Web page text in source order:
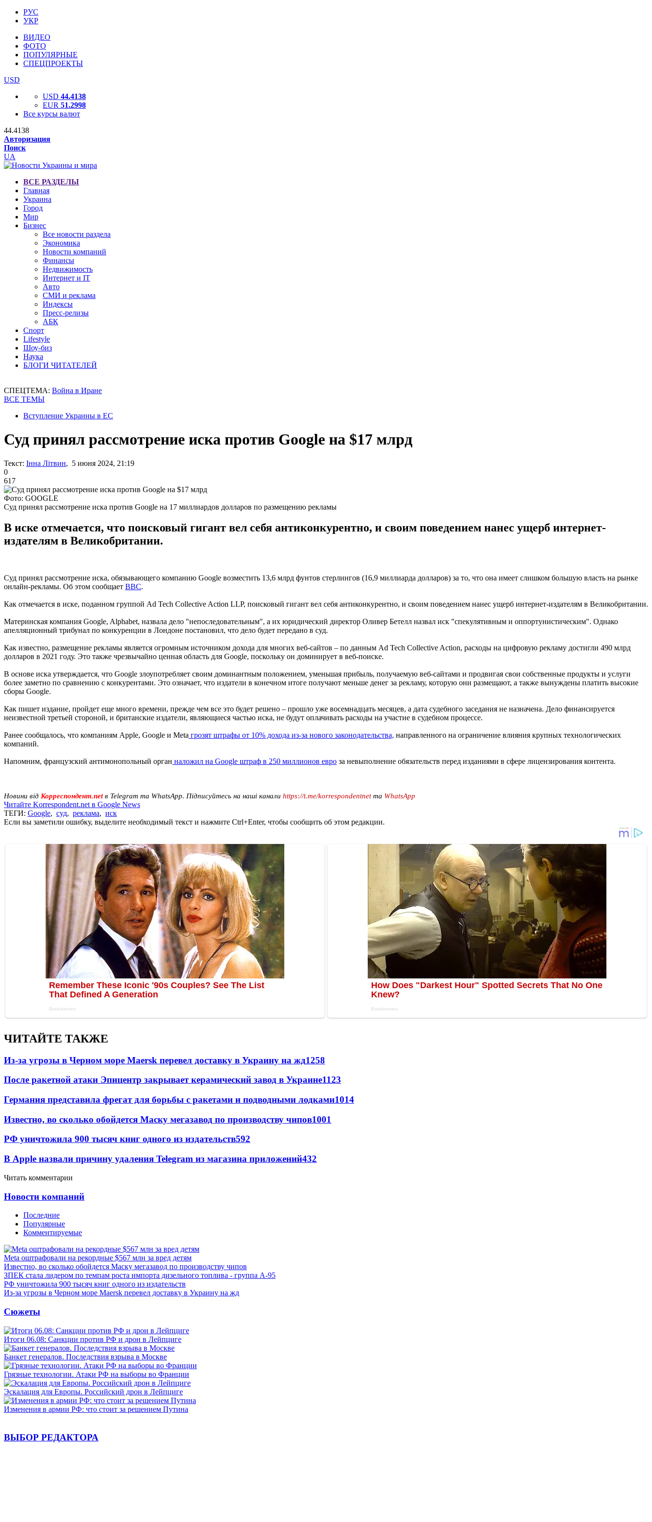
РУС
УКР
ВИДЕО
ФОТО
ПОПУЛЯРНЫЕ
СПЕЦПРОЕКТЫ
USD
USD 44.4138
EUR 51.2998
Все курсы валют
44.4138
Авторизация
Поиск
UA
ВСЕ РАЗДЕЛЫ
Главная
Украина
Город
Мир
Бизнес
Все новости раздела
Экономика
Новости компаний
Финансы
Недвижимость
Интернет и IT
Авто
СМИ и реклама
Индексы
Пресс-релизы
АБК
Спорт
Lifestyle
Шоу-биз
Наука
БЛОГИ ЧИТАТЕЛЕЙ
СПЕЦТЕМА: Война в Иране
ВСЕ ТЕМЫ
Вступление Украины в ЕС
Суд принял рассмотрение иска против Google на $17 млрд
Текст: Інна Літвин, 5 июня 2024, 21:19
0
617
Фото: GOOGLE
Суд принял рассмотрение иска против Google на 17 миллиардов долларов по размещению рекламы
В иске отмечается, что поисковый гигант вел себя антиконкурентно, и своим поведением нанес ущерб интернет-
издателям в Великобритании.
Суд принял рассмотрение иска, обязывающего компанию Google возместить 13,6 млрд фунтов стерлингов (16,9 миллиарда долларов) за то, что она имеет слишком большую власть на рынке
онлайн-рекламы. Об этом сообщает BBC.
Как отмечается в иске, поданном группой Ad Tech Collective Action LLP, поисковый гигант вел себя антиконкурентно, и своим поведением нанес ущерб интернет-издателям в Великобритании.
Материнская компания Google, Alphabet, назвала дело "непоследовательным", а их юридический директор Оливер Бетелл назвал иск "спекулятивным и оппортунистическим". Однако
апелляционный трибунал по конкуренции в Лондоне постановил, что дело будет передано в суд.
Как известно, размещение рекламы является огромным источником дохода для многих веб-сайтов – по данным Ad Tech Collective Action, расходы на цифровую рекламу достигли 490 млрд
долларов в 2021 году. Это также чрезвычайно ценная область для Google, поскольку он доминирует в веб-поиске.
В основе иска утверждается, что Google злоупотребляет своим доминантным положением, уменьшая прибыль, получаемую веб-сайтами и продвигая свои собственные продукты и услуги
более заметно по сравнению с конкурентами. Это означает, что издатели в конечном итоге получают меньше денег за рекламу, которую они размещают, а также вынуждены платить высокие
сборы Google.
Как пишет издание, пройдет еще много времени, прежде чем все это будет решено – прошло уже восемнадцать месяцев, а дата судебного заседания не назначена. Дело финансируется
неизвестной третьей стороной, и британские издатели, являющиеся частью иска, не будут оплачивать расходы на участие в судебном процессе.
Ранее сообщалось, что компаниям Apple, Google и Meta грозят штрафы от 10% дохода из-за нового законодательства, направленного на ограничение влияния крупных технологических
компаний.
Напомним, французский антимонопольный орган наложил на Google штраф в 250 миллионов евро за невыполнение обязательств перед изданиями в сфере лицензирования контента.
Новини від Корреспондент.netв Telegram та WhatsApp. Підписуйтесь на наші канали https://t.me/korrespondentnetта WhatsApp
Читайте Korrespondent.net в Google News
ТЕГИ: Google, суд, реклама, иск
Если вы заметили ошибку, выделите необходимый текст и нажмите Ctrl+Enter, чтобы сообщить об этом редакции.
ЧИТАЙТЕ ТАКЖЕ
Из-за угрозы в Черном море Maersk перевел доставку в Украину на жд1258
После ракетной атаки Эпицентр закрывает керамический завод в Украине1123
Германия представила фрегат для борьбы с ракетами и подводными лодками1014
Известно, во сколько обойдется Маску мегазавод по производству чипов1001
РФ уничтожила 900 тысяч книг одного из издательств592
В Apple назвали причину удаления Telegram из магазина приложений432
Читать комментарии
Новости компаний
Последние
Популярные
Комментируемые
Meta оштрафовали на рекордные $567 млн за вред детям
Известно, во сколько обойдется Маску мегазавод по производству чипов
ЗПЕК стала лидером по темпам роста импорта дизельного топлива - группа А-95
РФ уничтожила 900 тысяч книг одного из издательств
Из-за угрозы в Черном море Maersk перевел доставку в Украину на жд
Сюжеты
Итоги 06.08: Санкции против РФ и дрон в Лейпциге
Банкет генералов. Последствия взрыва в Москве
Грязные технологии. Атаки РФ на выборы во Франции
Эскалация для Европы. Российский дрон в Лейпциге
Изменения в армии РФ: что стоит за решением Путина
ВЫБОР РЕДАКТОРА